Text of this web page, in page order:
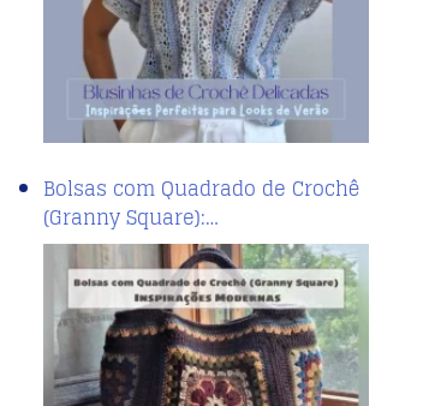
Bolsas com Quadrado de Crochê
(Granny Square):…